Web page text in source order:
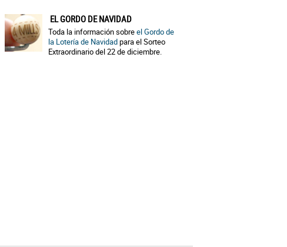
EL GORDO DE NAVIDAD
Toda la información sobreel Gordo de
la Lotería de Navidadpara el Sorteo
Extraordinario del 22 de diciembre.